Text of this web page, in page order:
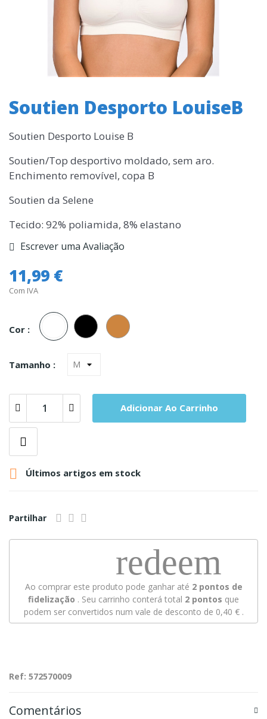
Soutien Desporto LouiseB
Soutien Desporto Louise B
Soutien/Top desportivo moldado, sem aro.
Enchimento removível, copa B
Soutien da Selene
Tecido: 92% poliamida, 8% elastano
Escrever uma Avaliação
11,99 €
Com IVA
Cor :
Branco Preto
Tamanho :
Adicionar Ao Carrinho
 Últimos artigos em stock
Partilhar
redeem
Ao comprar este produto pode ganhar até 2pontos de
fidelização . Seu carrinho conterá total 2 pontos que
podem ser convertidos num vale de desconto de 0,40 €.
Ref: 572570009
Comentários